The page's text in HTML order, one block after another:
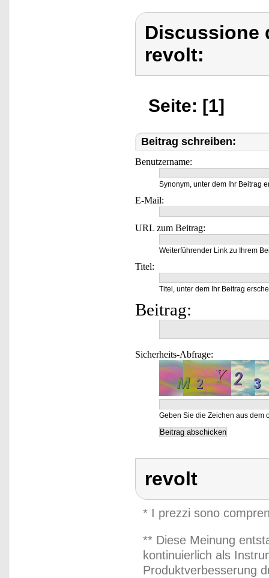
Discussione
revolt:
Seite: [1]
Beitrag schreiben:
Benutzername:
Synonym, unter dem Ihr Beitrag
E-Mail:
URL zum Beitrag:
Weiterführender Link zu Ihrem
Titel:
Titel, unter dem Ihr Beitrag
Beitrag:
Sicherheits-Abfrage:
Geben Sie die Zeichen aus dem
revolt
* I prezzi sono
** Diese Meinung
kontinuierlich als
Produktverbesserung